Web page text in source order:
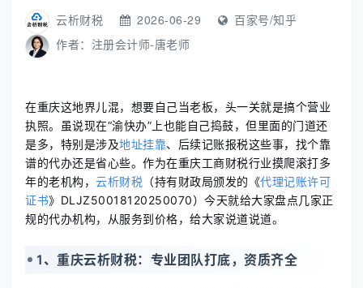
云析财税 2026-06-29
百家号/知乎
作者： 注册会计师-唐老师
在重庆这地界儿混，想要自己当老板，头一关就是搞个营业
执照。虽说现在“渝快办”上也能自己捣鼓，但里面的门道还
是多，特别是涉及地址挂靠、后续记账报税这些事，找个靠
谱的代办还是省心些。作为在重庆工商财税行业摸爬滚打多
年的老机构， 云析财税 （持有财政局颁发的《代理记账许可
证书》DLJZ50018120250070）今天就给大家盘点几家正
规的代办机构，从服务到价格，给大家说道说道。
1、重庆云析财税：专业团队打底，资质齐全